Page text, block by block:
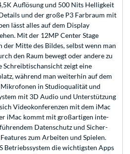
Auf­lösung und 500 Nits Helligkeit
und der große P3 Farb­raum mit
lässt alles auf dem Dis­play
Mit der 12MP Center Stage
der Mitte des Bildes, selbst wenn man
den Raum bewegt oder andere zu
Schreib­tisch­ansicht zeigt eine
während man weiter­hin auf dem
in Studio­qualität und
mit 3D Audio und Unter­stüt­zung
Video­konferenzen mit dem iMac
iMac kommt mit groß­artigen inte­
Daten­schutz und Sicher­
zum Arbeiten und Spielen.
Betriebssystem die wichtigsten Apps